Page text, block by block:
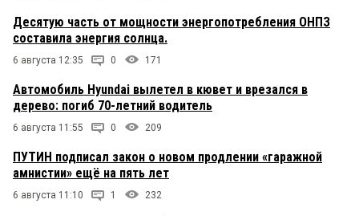
Десятую часть от мощности энергопотребления ОНПЗ
составила энергия солнца.
6 августа 12:35 0 171
Автомобиль Hyundai вылетел в кювет и врезался в
дерево: погиб 70-летний водитель
6 августа 11:55 0 209
ПУТИН подписал закон о новом продлении «гаражной
амнистии» ещё на пять лет
6 августа 11:10 1 232